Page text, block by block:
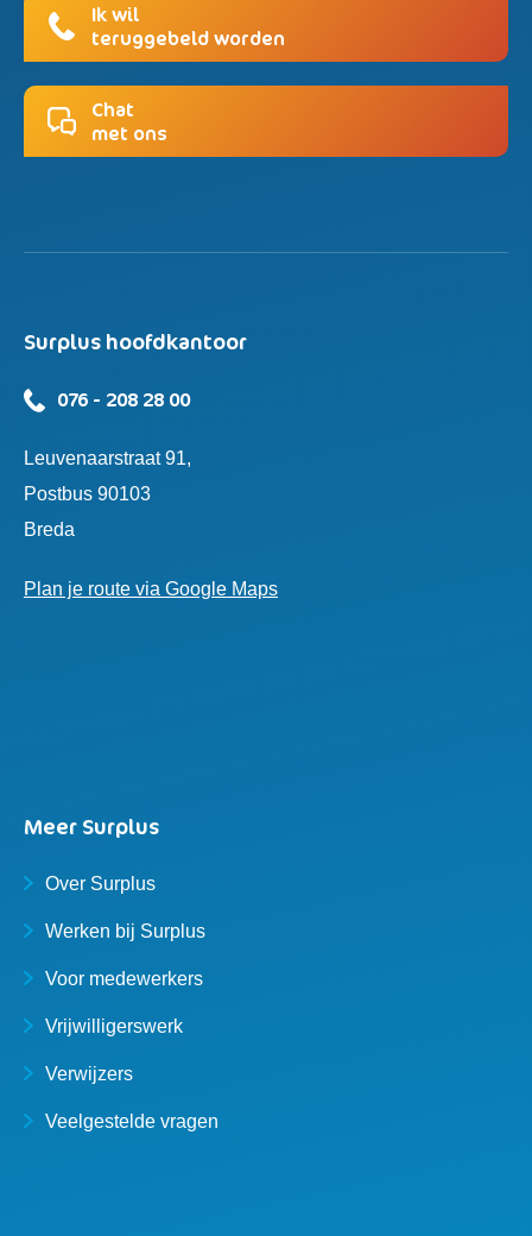
Ik wil
teruggebeld worden
Chat
met ons
Surplus hoofdkantoor
076 - 208 28 00
Leuvenaarstraat 91,
Postbus 90103
Breda
Plan je route via Google Maps
Meer Surplus
Over Surplus
Werken bij Surplus
Voor medewerkers
Vrijwilligerswerk
Verwijzers
Veelgestelde vragen